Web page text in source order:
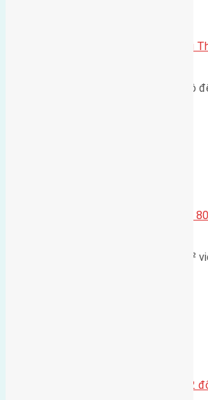
Đông Anh 2026: Từ “Huyện Ngoại
Trong bối cảnh Quy hoạch Thủ đô
Cần bán Đất đấu giá X2 Thái Bình
Lô đất đấu giá X2 Thái Bình 80m²
Lô đất tái định cư Mai Hiên 56m2